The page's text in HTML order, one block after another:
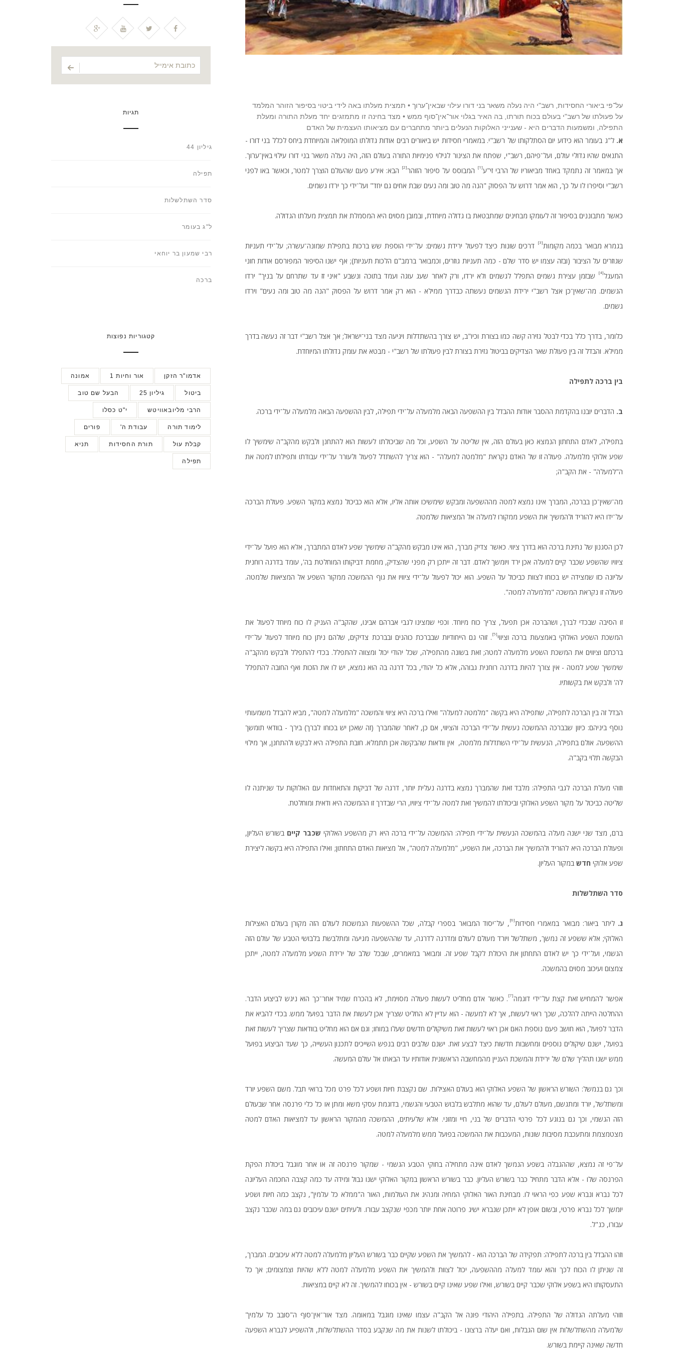
על־פי ביאורי החסידות, רשב"י היה נעלה משאר בני דורו עילוי שבאין־ערוך • תמצית מעלתו באה לידי ביטוי בסיפור הזוהר המלמד
על פעולתו של רשב"י בעולם בכוח תורתו, בה האיר בגלוי אור־אין־סוף ממש • מצד בחינה זו מתמזגים יחד מעלת התורה ומעלת
התפילה, ומשמעות הדברים היא - שענייני האלוקות הנעלים ביותר מתחברים עם מציאותו העצמית של האדם
א. ל"ג בעומר הוא כידוע יום הסתלקותו של רשב"י. במאמרי חסידות יש ביאורים רבים אודות גדולתו המופלאה והמיוחדת ביחס לכלל בני דורו -
התנאים שהיו גדולי עולם, ועל־פיהם, רשב"י, שפתח את הצינור לגילוי פנימיות התורה בעולם הזה, היה נעלה משאר בני דורו עילוי באין־ערוך.
אך במאמר זה נתמקד באחד מביאוריו של הרבי זי"ע[1] המבוסס על סיפור הזוהר[2]
הבא: אירע פעם שהעולם הוצרך למטר, וכאשר באו לפני
רשב"י וסיפרו לו על כך, הוא אמר דרוש על הפסוק "הנה מה טוב ומה נעים שבת אחים גם יחד" ועל־ידי כך ירדו גשמים.
כאשר מתבוננים בסיפור זה לעומקו מבחינים שמתבטאת בו גדולה מיוחדת, ובמובן מסוים היא המסמלת את תמצית מעלתו הגדולה.
בגמרא מבואר בכמה מקומות[3]
דרכים שונות כיצד לפעול ירידת גשמים: על־ידי הוספת שש ברכות בתפילת שמונה־עשרה; על־ידי תעניות
שגוזרים על הציבור (ובזה עצמו יש סדר שלם - כמה תעניות גוזרים, וכמבואר ברמב"ם הלכות תעניות); אף ישנו הסיפור המפורסם אודות חוני
המעגל[4]
שבזמן עצירת גשמים התפלל לגשמים ולא ירדו, ורק לאחר שעג עוגה ועמד בתוכה ונשבע "איני זז עד שתרחם על בניך" ירדו
הגשמים. מה־שאין־כן אצל רשב"י ירידת הגשמים נעשתה כבדרך ממילא - הוא רק אמר דרוש על הפסוק "הנה מה טוב ומה נעים" וירדו
גשמים.
כלומר, בדרך כלל בכדי לבטל גזירה קשה כמו בצורת וכיו"ב, יש צורך בהשתדלות ויגיעה מצד בני־ישראל; אך אצל רשב"י דבר זה נעשה בדרך
ממילא. והבדל זה בין פעולת שאר הצדיקים בביטול גזירת בצורת לבין פעולתו של רשב"י - מבטא את עומק גדולתו המיוחדת.
בין ברכה לתפילה
ב. הדברים יובנו בהקדמת ההסבר אודות ההבדל בין ההשפעה הבאה מלמעלה על־ידי תפילה, לבין ההשפעה הבאה מלמעלה על־ידי ברכה.
בתפילה, לאדם התחתון הנמצא כאן בעולם הזה, אין שליטה על השפע, וכל מה שביכולתו לעשות הוא להתחנן ולבקש מהקב"ה שימשיך לו
שפע אלוקי מלמעלה. פעולה זו של האדם נקראת "מלמטה למעלה" - הוא צריך להשתדל לפעול ולעורר על־ידי עבודתו ותפילתו למטה את
ה"למעלה" - את הקב"ה;
מה־שאין־כן בברכה, המברך אינו נמצא למטה מההשפעה ומבקש שימשיכו אותה אליו, אלא הוא כביכול נמצא במקור השפע. פעולת הברכה
על־ידו היא להוריד ולהמשיך את השפע ממקורו למעלה אל המציאות שלמטה.
לכן הסגנון של נתינת ברכה הוא בדרך ציווי. כאשר צדיק מברך, הוא אינו מבקש מהקב"ה שימשיך שפע לאדם המתברך, אלא הוא פועל על־ידי
ציוויו שהשפע שכבר קיים למעלה אכן ירד ויומשך לאדם. דבר זה ייתכן רק מפני שהצדיק, מחמת דביקותו המוחלטת בה', עומד בדרגה רוחנית
עליונה כזו שמצידה יש בכוחו לצוות כביכול על השפע. הוא יכול לפעול על־ידי ציוויו את גוף ההמשכה ממקור השפע אל המציאות שלמטה.
פעולה זו נקראת המשכה "מלמעלה למטה".
זו הסיבה שבכדי לברך, ושהברכה אכן תפעל, צריך כוח מיוחד. וכפי שמצינו לגבי אברהם אבינו, שהקב"ה העניק לו כוח מיוחד לפעול את
המשכת השפע האלוקי באמצעות ברכה וציווי[5]
. זוהי גם הייחודיות שבברכת כוהנים ובברכת צדיקים, שלהם ניתן כוח מיוחד לפעול על־ידי
ברכתם וציווים את המשכת השפע מלמעלה למטה; זאת בשונה מהתפילה, שכל יהודי יכול ומצווה להתפלל. בכדי להתפלל ולבקש מהקב"ה
שימשיך שפע למטה - אין צורך להיות בדרגה רוחנית גבוהה, אלא כל יהודי, בכל דרגה בה הוא נמצא, יש לו את הזכות ואף החובה להתפלל
לה' ולבקש את בקשותיו.
הבדל זה בין הברכה לתפילה, שתפילה היא בקשה "מלמטה למעלה" ואילו ברכה היא ציווי והמשכה "מלמעלה למטה", מביא להבדל משמעותי
נוסף ביניהם: כיוון שבברכה ההמשכה נעשית על־ידי הברכה והציווי, אם כן, לאחר שהמברך (זה שאכן יש בכוחו לברך) בירך - בוודאי תומשך
ההשפעה. אולם בתפילה, הנעשית על־ידי השתדלות מלמטה, אין וודאות שהבקשה אכן תתמלא. חובת התפילה היא לבקש ולהתחנן, אך מילוי
הבקשה תלוי בקב"ה.
וזוהי מעלת הברכה לגבי התפילה: מלבד זאת שהמברך נמצא בדרגה נעלית יותר, דרגה של דביקות והתאחדות עם האלוקות עד שניתנה לו
שליטה כביכול על מקור השפע האלוקי וביכולתו להמשיך זאת למטה על־ידי ציוויו, הרי שבדרך זו ההמשכה היא ודאית ומוחלטת.
ברם, מצד שני ישנה מעלה בהמשכה הנעשית על־ידי תפילה: ההמשכה על־ידי ברכה היא רק מהשפע האלוקי שכבר קיים בשורש העליון,
ופעולת הברכה היא להוריד ולהמשיך את הברכה, את השפע, "מלמעלה למטה", אל מציאות האדם התחתון; ואילו התפילה היא בקשה ליצירת
שפע אלוקי חדש במקור העליון.
סדר השתלשלות
ג. ליתר ביאור: מבואר במאמרי חסידות[6]
, על־יסוד המבואר בספרי קבלה, שכל ההשפעות הנמשכות לעולם הזה מקורן בעולם האצילות
האלוקי; אלא ששפע זה נמשך, משתלשל ויורד מעולם לעולם ומדרגה לדרגה, עד שההשפעה מגיעה ומתלבשת בלבושי הטבע של עולם הזה
הגשמי, ועל־ידי כך יש לאדם התחתון את היכולת לקבל שפע זה. ומבואר במאמרים, שבכל שלב של ירידת השפע מלמעלה למטה, ייתכן
צמצום ועיכוב מסוים בהמשכה.
אפשר להמחיש זאת קצת על־ידי דוגמה[7]
. כאשר אדם מחליט לעשות פעולה מסוימת, לא בהכרח שמיד אחר־כך הוא ניגש לביצוע הדבר.
ההחלטה הייתה להלכה, שכך ראוי לעשות, אך לא למעשה - הוא עדיין לא החליט שצריך אכן לעשות את הדבר בפועל ממש. בכדי להביא את
הדבר לפועל, הוא חושב פעם נוספת האם אכן ראוי לעשות זאת משיקולים חדשים שעלו במוחו; וגם אם הוא מחליט בוודאות שצריך לעשות זאת
בפועל, ישנם שיקולים נוספים ומחשבות חדשות כיצד לבצע זאת. ישנם שלבים רבים בנפש השייכים לתכנון העשייה, כך שעד הביצוע בפועל
ממש ישנו תהליך שלם של ירידת והמשכת העניין מהמחשבה הראשונית אודותיו עד הבאתו אל עולם המעשה.
וכך גם בנמשל: השורש הראשון של השפע האלוקי הוא בעולם האצילות. שם נקצבת חיות ושפע לכל פרט מכל ברואי תבל. משם השפע יורד
ומשתלשל, יורד ומתגשם, מעולם לעולם, עד שהוא מתלבש בלבוש הטבעי והגשמי, בדוגמת עסקי משא ומתן או כל כלי פרנסה אחר שבעולם
הזה הגשמי, וכך גם בנוגע לכל פרטי הדברים של בני, חיי ומזוני. אלא שלעיתים, ההמשכה מהמקור הראשון עד למציאות האדם למטה
מצטמצמת ומתעכבת מסיבות שונות, המעכבות את ההמשכה בפועל ממש מלמעלה למטה.
על־פי זה נמצא, שההגבלה בשפע הנמשך לאדם אינה מתחילה בחוקי הטבע הגשמי - שמקור פרנסה זה או אחר מוגבל ביכולת הפקת
הפרנסה שלו - אלא הדבר מתחיל כבר בשורש העליון. כבר בשורש הראשון במקור האלוקי ישנו גבול ומידה עד כמה קצבה החכמה העליונה
לכל נברא ונברא שפע כפי הראוי לו. מבחינת האור האלוקי המחיה ומנהיג את העולמות, האור ה"ממלא כל עלמין", נקצב כמה חיות ושפע
יומשך לכל נברא פרטי, ובשום אופן לא ייתכן שנברא ישיג פרוטה אחת יותר מכפי שנקצב עבורו. ולעיתים ישנם עיכובים גם במה שכבר נקצב
עבורו, כנ"ל.
וזהו ההבדל בין ברכה לתפילה: תפקידה של הברכה הוא - להמשיך את השפע שקיים כבר בשורש העליון מלמעלה למטה ללא עיכובים. המברך,
זה שניתן לו הכוח לכך והוא עומד למעלה מההשפעה, יכול לצוות ולהמשיך את השפע מלמעלה למטה ללא שהיות וצמצומים; אך כל
התעסקותו היא בשפע אלוקי שכבר קיים בשורש, ואילו שפע שאינו קיים בשורש - אין בכוחו להמשיך. זה לא קיים במציאות.
וזוהי מעלתה הגדולה של התפילה. בתפילה היהודי פונה אל הקב"ה עצמו שאינו מוגבל במאומה. מצד אור־אין־סוף ה"סובב כל עלמין"
שלמעלה מהשתלשלות אין שום הגבלות, ואם יעלה ברצונו - ביכולתו לשנות את מה שנקבע בסדר ההשתלשלות, ולהשפיע לנברא השפעה
חדשה שאינה קיימת בשורש.
תגיות
גיליון 44
תפילה
סדר השתלשלות
ל"ג בעומר
רבי שמעון בר יוחאי
ברכה
קטגוריות נפוצות
אדמו"ר הזקן אור וחיות 1 אמונה
ביטול גיליון 25 הבעל שם טוב
הרבי מליובאוויטש י"ט כסלו
לימוד תורה עבודת ה' פורים
קבלת עול תורת החסידות תניא
תפילה